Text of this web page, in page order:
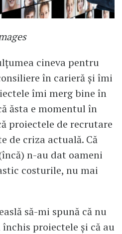
cineva pentru
în carieră și îmi
îmi merg bine în
ăsta e momentul în
proiectele de recrutare
de criza actuală. Că
n-au dat oameni
costurile, nu mai
să-mi spună că nu
proiectele și că au